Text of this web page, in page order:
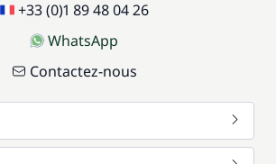
+33 (0)1 89 48 04 26
WhatsApp
Contactez-nous